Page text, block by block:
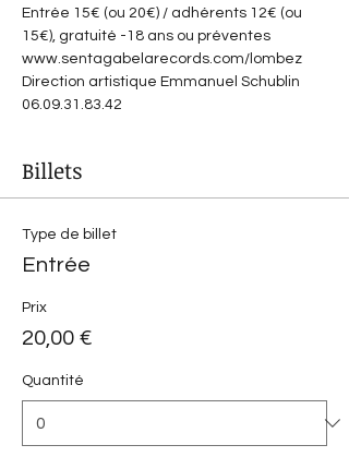
Entrée 15€ (ou 20€) / adhérents 12€ (ou
15€), gratuité -18 ans ou préventes
www.sentagabelarecords.com/lombez
Direction artistique Emmanuel Schublin
06.09.31.83.42
Billets
Type de billet
Entrée
Prix
20,00 €
Quantité